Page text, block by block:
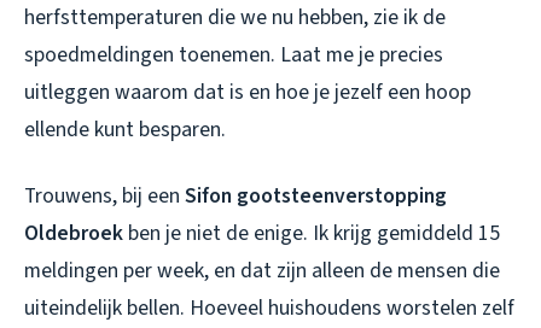
herfsttemperaturen die we nu hebben, zie ik de
spoedmeldingen toenemen. Laat me je precies
uitleggen waarom dat is en hoe je jezelf een hoop
ellende kunt besparen.
Trouwens, bij een Sifon gootsteenverstopping
Oldebroek ben je niet de enige. Ik krijg gemiddeld 15
meldingen per week, en dat zijn alleen de mensen die
uiteindelijk bellen. Hoeveel huishoudens worstelen zelf